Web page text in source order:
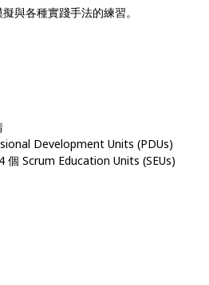
與各種實踐手法的練習。
Development Units (PDUs)
個 Scrum Education Units (SEUs)